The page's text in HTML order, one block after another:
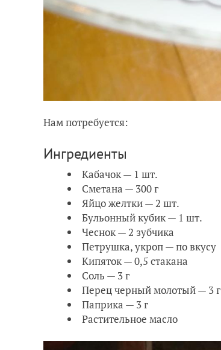
Нам потребуется:
Ингредиенты
Кабачок — 1 шт.
Сметана — 300 г
Яйцо желтки — 2 шт.
Бульонный кубик — 1 шт.
Чеснок — 2 зубчика
Петрушка, укроп — по вкусу
Кипяток — 0,5 стакана
Соль — 3 г
Перец черный молотый — 3 г
Паприка — 3 г
Растительное масло